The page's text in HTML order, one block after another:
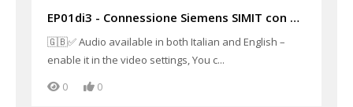
EP01di3 - Connessione Siemens SIMIT con ABB RobotStudio Virtual Commissioning in Shared Memory
🇬🇧✅ Audio available in both Italian and English –
enable it in the video settings, You c...
0 0